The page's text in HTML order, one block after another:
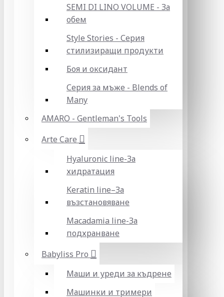
SEMI DI LINO VOLUME - За
обем
Style Stories - Серия
стилизиращи продукти
Боя и оксидант
Серия за мъже - Blends of
Many
AMARO - Gentleman's Tools
Arte Care
Hyaluronic line-За
хидратация
Keratin line–За
възстановяване
Macadamia line-За
подхранване
Babyliss Pro
Маши и уреди за къдрене
Машинки и тримери